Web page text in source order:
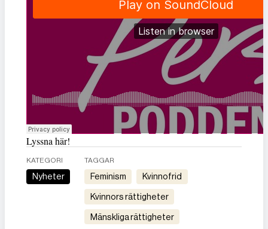
Lyssna här!
KATEGORI
Nyheter
TAGGAR
feminism kvinnofrid
kvinnors rättigheter
mänskliga rättigheter